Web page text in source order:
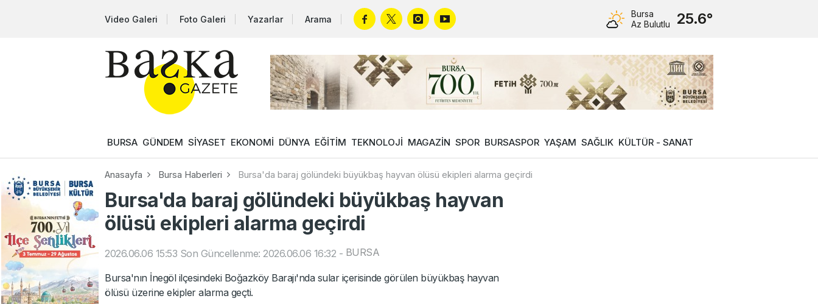
Video Galeri Foto Galeri Yazarlar Arama
Bursa
Az Bulutlu
25.6°
BURSA GÜNDEM SİYASET EKONOMİ DÜNYA EĞİTİM TEKNOLOJİ MAGAZİN SPOR BURSASPOR YAŞAM SAĞLIK KÜLTÜR - SANAT
Anasayfa Bursa Haberleri Bursa'da baraj gölündeki büyükbaş hayvan ölüsü ekipleri alarma geçirdi
Bursa'da baraj gölündeki büyükbaş hayvan
ölüsü ekipleri alarma geçirdi
2026.06.06 15:53 Son Güncellenme: 2026.06.06 16:32 - BURSA
Bursa'nın İnegöl ilçesindeki Boğazköy Barajı'nda sular içerisinde görülen büyükbaş hayvan
ölüsü üzerine ekipler alarma geçti.